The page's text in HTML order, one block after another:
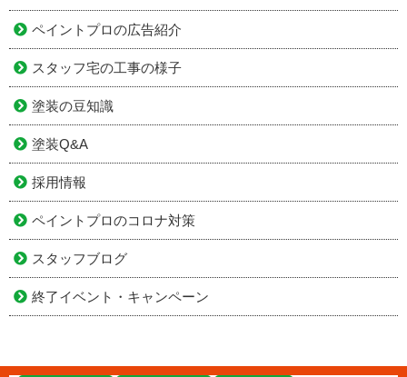
ペイントプロの広告紹介
スタッフ宅の工事の様子
塗装の豆知識
塗装Q&A
採用情報
ペイントプロのコロナ対策
スタッフブログ
終了イベント・キャンペーン